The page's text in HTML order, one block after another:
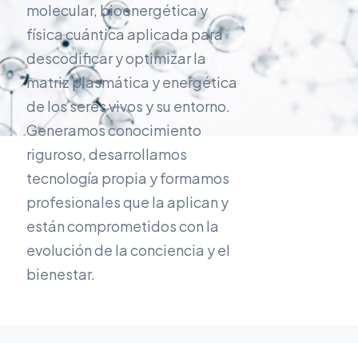
molecular, bioenergética y
física cuántica aplicada para
descodificar y optimizar la
matriz plasmática y energética
de los seres vivos y su entorno.
Generamos conocimiento
riguroso, desarrollamos
tecnología propia y formamos
profesionales que la aplican y
están comprometidos con la
evolución de la conciencia y el
bienestar.